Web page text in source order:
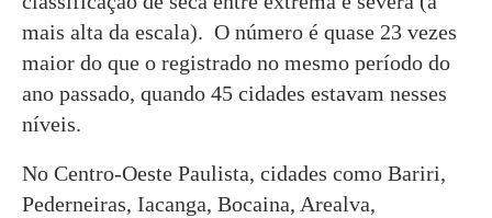
mais alta da escala). O número é quase 23 vezes
maior do que o registrado no mesmo período do
ano passado, quando 45 cidades estavam nesses
níveis.
No Centro-Oeste Paulista, cidades como Bariri,
Pederneiras, Iacanga, Bocaina, Arealva,